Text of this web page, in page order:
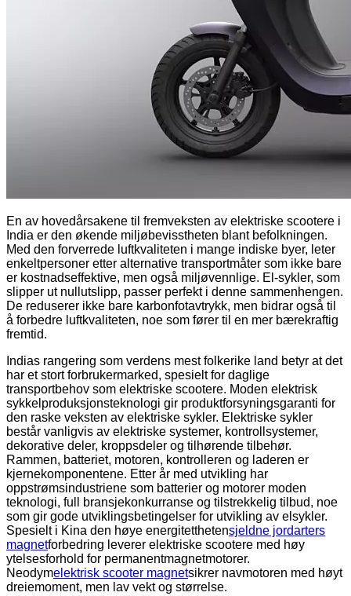
En av hovedårsakene til fremveksten av elektriske scootere i
India er den økende miljøbevisstheten blant befolkningen.
Med den forverrede luftkvaliteten i mange indiske byer, leter
enkeltpersoner etter alternative transportmåter som ikke bare
er kostnadseffektive, men også miljøvennlige. El-sykler, som
slipper ut nullutslipp, passer perfekt i denne sammenhengen.
De reduserer ikke bare karbonfotavtrykk, men bidrar også til
å forbedre luftkvaliteten, noe som fører til en mer bærekraftig
fremtid.
Indias rangering som verdens mest folkerike land betyr at det
har et stort forbrukermarked, spesielt for daglige
transportbehov som elektriske scootere. Moden elektrisk
sykkelproduksjonsteknologi gir produktforsyningsgaranti for
den raske veksten av elektriske sykler. Elektriske sykler
består vanligvis av elektriske systemer, kontrollsystemer,
dekorative deler, kroppsdeler og tilhørende tilbehør.
Rammen, batteriet, motoren, kontrolleren og laderen er
kjernekomponentene. Etter år med utvikling har
oppstrømsindustriene som batterier og motorer moden
teknologi, full bransjekonkurranse og tilstrekkelig tilbud, noe
som gir gode utviklingsbetingelser for utvikling av elsykler.
Spesielt i Kina den høye energitetthetensjeldne jordarters
magnetforbedring leverer elektriske scootere med høy
ytelsesforhold for permanentmagnetmotorer.
Neodymelektrisk scooter magnetsikrer navmotoren med høyt
dreiemoment, men lav vekt og størrelse.